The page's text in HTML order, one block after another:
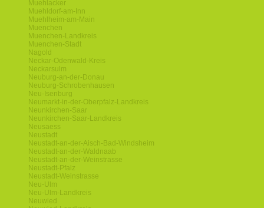
Muehlacker
Muehldorf-am-Inn
Muehlheim-am-Main
Muenchen
Muenchen-Landkreis
Muenchen-Stadt
Nagold
Neckar-Odenwald-Kreis
Neckarsulm
Neuburg-an-der-Donau
Neuburg-Schrobenhausen
Neu-Isenburg
Neumarkt-in-der-Oberpfalz-Landkreis
Neunkirchen-Saar
Neunkirchen-Saar-Landkreis
Neusaess
Neustadt
Neustadt-an-der-Aisch-Bad-Windsheim
Neustadt-an-der-Waldnaab
Neustadt-an-der-Weinstrasse
Neustadt-Pfalz
Neustadt-Weinstrasse
Neu-Ulm
Neu-Ulm-Landkreis
Neuwied